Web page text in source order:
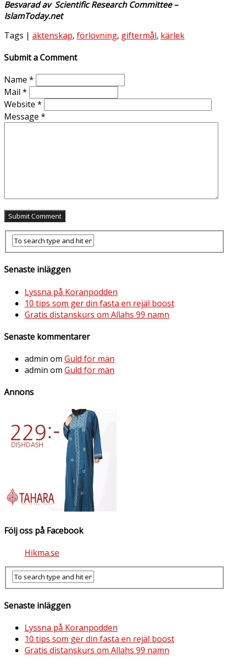
Besvarad av Scientific Research Committee –
IslamToday.net
Tags | äktenskap, förlovning, giftermål, kärlek
Submit a Comment
Name *
Mail *
Website *
Message *
Senaste inläggen
Lyssna på Koranpodden
10 tips som ger din fasta en rejäl boost
Gratis distanskurs om Allahs 99 namn
Senaste kommentarer
admin om Guld för män
admin om Guld för män
Annons
Följ oss på Facebook
Hikma.se
Senaste inläggen
Lyssna på Koranpodden
10 tips som ger din fasta en rejäl boost
Gratis distanskurs om Allahs 99 namn